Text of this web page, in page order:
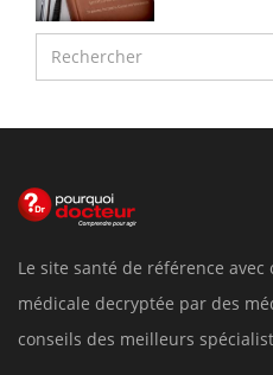
Le site santé de référence
médicale decryptée par des
conseils des meilleurs